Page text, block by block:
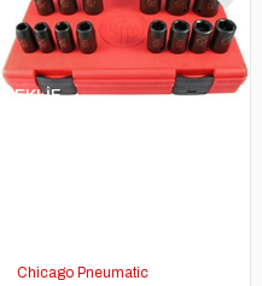
TEKLİF
Chicago Pneumatic